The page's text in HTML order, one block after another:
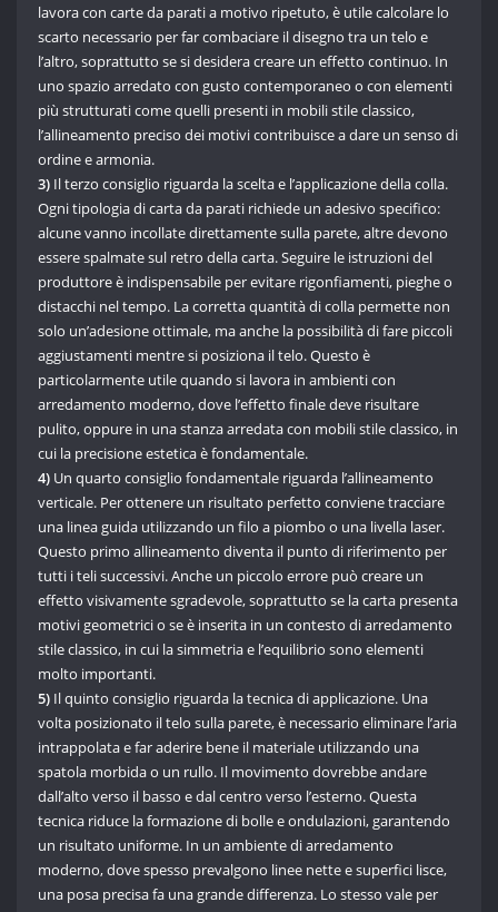
lavora con carte da parati a motivo ripetuto, è utile calcolare lo
scarto necessario per far combaciare il disegno tra un telo e
l’altro, soprattutto se si desidera creare un effetto continuo. In
uno spazio arredato con gusto contemporaneo o con elementi
più strutturati come quelli presenti in mobili stile classico,
l’allineamento preciso dei motivi contribuisce a dare un senso di
ordine e armonia.
3) Il terzo consiglio riguarda la scelta e l’applicazione della colla.
Ogni tipologia di carta da parati richiede un adesivo specifico:
alcune vanno incollate direttamente sulla parete, altre devono
essere spalmate sul retro della carta. Seguire le istruzioni del
produttore è indispensabile per evitare rigonfiamenti, pieghe o
distacchi nel tempo. La corretta quantità di colla permette non
solo un’adesione ottimale, ma anche la possibilità di fare piccoli
aggiustamenti mentre si posiziona il telo. Questo è
particolarmente utile quando si lavora in ambienti con
arredamento moderno, dove l’effetto finale deve risultare
pulito, oppure in una stanza arredata con mobili stile classico, in
cui la precisione estetica è fondamentale.
4) Un quarto consiglio fondamentale riguarda l’allineamento
verticale. Per ottenere un risultato perfetto conviene tracciare
una linea guida utilizzando un filo a piombo o una livella laser.
Questo primo allineamento diventa il punto di riferimento per
tutti i teli successivi. Anche un piccolo errore può creare un
effetto visivamente sgradevole, soprattutto se la carta presenta
motivi geometrici o se è inserita in un contesto di arredamento
stile classico, in cui la simmetria e l’equilibrio sono elementi
molto importanti.
5) Il quinto consiglio riguarda la tecnica di applicazione. Una
volta posizionato il telo sulla parete, è necessario eliminare l’aria
intrappolata e far aderire bene il materiale utilizzando una
spatola morbida o un rullo. Il movimento dovrebbe andare
dall’alto verso il basso e dal centro verso l’esterno. Questa
tecnica riduce la formazione di bolle e ondulazioni, garantendo
un risultato uniforme. In un ambiente di arredamento
moderno, dove spesso prevalgono linee nette e superfici lisce,
una posa precisa fa una grande differenza. Lo stesso vale per